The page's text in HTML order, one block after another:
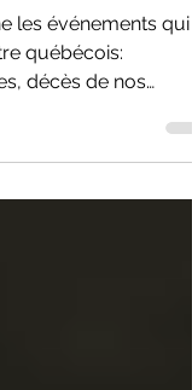
les événements qui
décès de nos